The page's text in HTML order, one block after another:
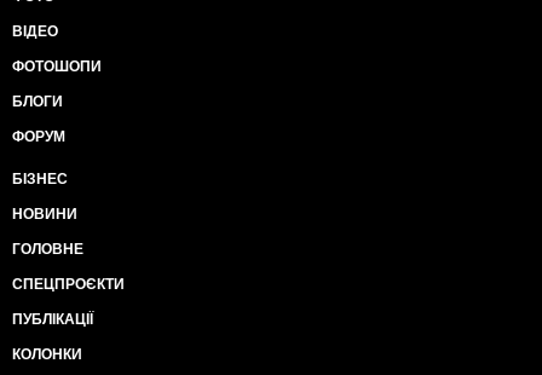
ВІДЕО
ФОТОШОПИ
БЛОГИ
ФОРУМ
БІЗНЕС
НОВИНИ
ГОЛОВНЕ
СПЕЦПРОЄКТИ
ПУБЛІКАЦІЇ
КОЛОНКИ